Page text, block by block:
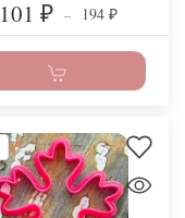
101 ₽ – 194 ₽